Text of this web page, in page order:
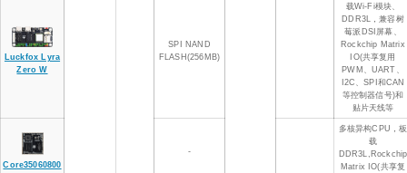
Luckfox Lyra
Zero W
SPI NAND
FLASH(256MB)
载Wi-Fi模块、
DDR3L，兼容树
莓派DSI屏幕、
Rockchip Matrix
IO(共享复用
PWM、UART、
I2C、SPI和CAN
等控制器信号)和
贴片天线等
Core35060800
-
多核异构CPU，板
载
DDR3L,Rockchip
Matrix IO(共享复